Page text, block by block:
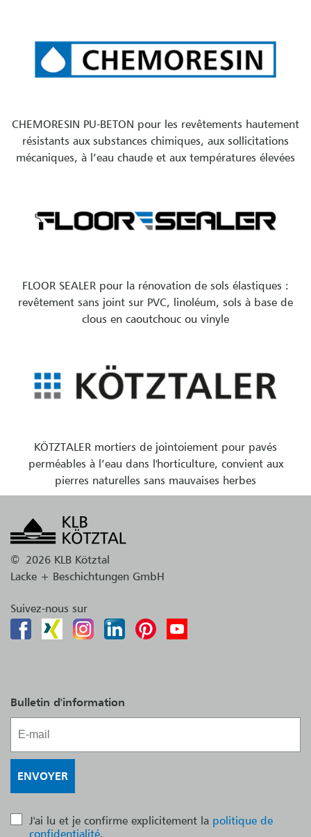
CHEMORESIN PU-BETON pour les revêtements hautement
résistants aux substances chimiques, aux sollicitations
mécaniques, à l’eau chaude et aux températures élevées
FLOOR SEALER pour la rénovation de sols élastiques :
revêtement sans joint sur PVC, linoléum, sols à base de
clous en caoutchouc ou vinyle
KÖTZTALER mortiers de jointoiement pour pavés
perméables à l’eau dans l'horticulture, convient aux
pierres naturelles sans mauvaises herbes
© 2026 KLB Kötztal
Lacke + Beschichtungen GmbH
Suivez-nous sur
Bulletin d'information
J'ai lu et je confirme explicitement la politique de
confidentialité.